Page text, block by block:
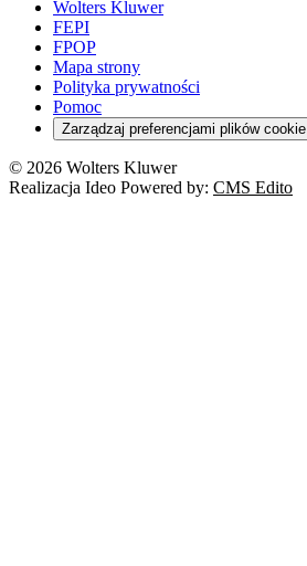
Wolters Kluwer
FEPI
FPOP
Mapa strony
Polityka prywatności
Pomoc
Zarządzaj preferencjami plików cookie
© 2026 Wolters Kluwer
Realizacja Ideo Powered by: CMS Edito